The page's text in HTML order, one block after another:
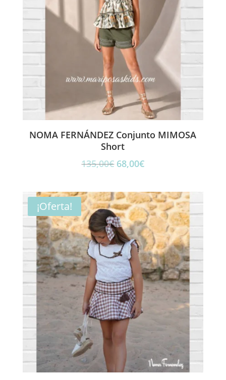
NOMA FERNÁNDEZ Conjunto MIMOSA
Short
135,00€ El
original
era:
135,00€.
68,00€El
actual
es:
68,00€.
¡Oferta!